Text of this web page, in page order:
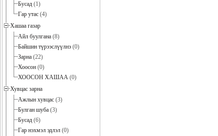
Бусад (1)
Гар утас (4)
Хашаа газар
Айл буулгана (8)
Байшин түрээслүүлнэ (0)
Зарна (22)
Хоосон (0)
ХООСОН ХАШАА (0)
Хувцас зарна
Ажлын хувцас (3)
Булган шуба (3)
Бусад (6)
Гар нэхмэл эдлэл (0)